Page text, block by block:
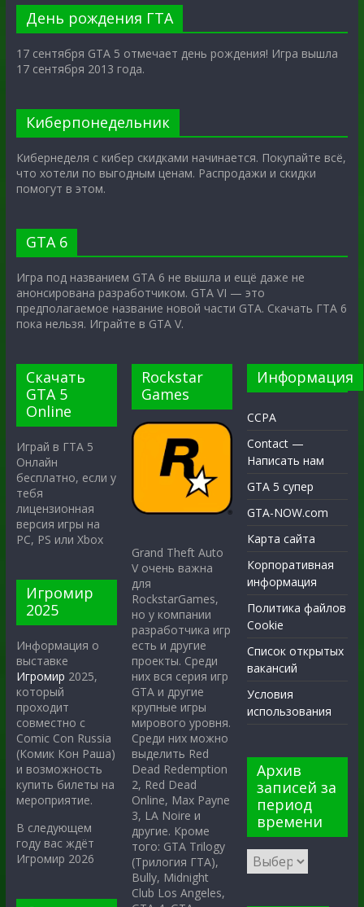
День рождения ГТА
17 сентября GTA 5 отмечает день рождения! Игра вышла
17 сентября 2013 года.
Киберпонедельник
Кибернеделя с кибер скидками начинается. Покупайте всё,
что хотели по выгодным ценам. Распродажи и скидки
помогут в этом.
GTA 6
Игра под названием GTA 6 не вышла и ещё даже не
анонсирована разработчиком. GTA VI — это
предполагаемое название новой части GTA. Скачать ГТА 6
пока нельзя. Играйте в GTA V.
Скачать
GTA 5
Online
Играй в ГТА 5
Онлайн
бесплатно, если у
тебя
лицензионная
версия игры на
PC, PS или Xbox
Игромир
2025
Информация о
выставке
Игромир 2025,
который
проходит
совместно с
Comic Con Russia
(Комик Кон Раша)
и возможность
купить билеты на
мероприятие.
В следующем
году вас ждёт
Игромир 2026
Rockstar
Games
Grand Theft Auto
V очень важна
для
RockstarGames,
но у компании
разработчика игр
есть и другие
проекты. Среди
них вся серия игр
GTA и другие
крупные игры
мирового уровня.
Среди них можно
выделить Red
Dead Redemption
2, Red Dead
Online, Max Payne
3, LA Noire и
другие. Кроме
того: GTA Trilogy
(Трилогия ГТА),
Bully, Midnight
Club Los Angeles,
Информация
CCPA
Contact —
Написать нам
GTA 5 супер
GTA-NOW.com
Карта сайта
Корпоративная
информация
Политика файлов
Cookie
Список открытых
вакансий
Условия
использования
Архив
записей за
период
времени